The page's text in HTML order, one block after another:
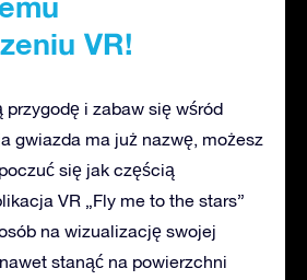
VR!
przygodę i zabaw się wśród
gwiazda ma już nazwę, możesz
się jak częścią
VR „Fly me to the stars”
na wizualizację swojej
stanąć na powierzchni